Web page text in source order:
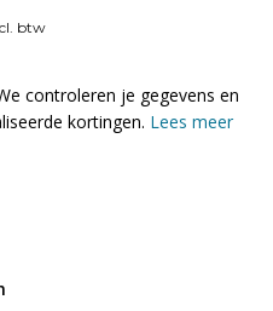
btw
controleren je gegevens en
kortingen. Lees meer